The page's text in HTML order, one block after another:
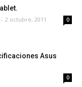
- 2 octubre, 2011 0
Asus
0